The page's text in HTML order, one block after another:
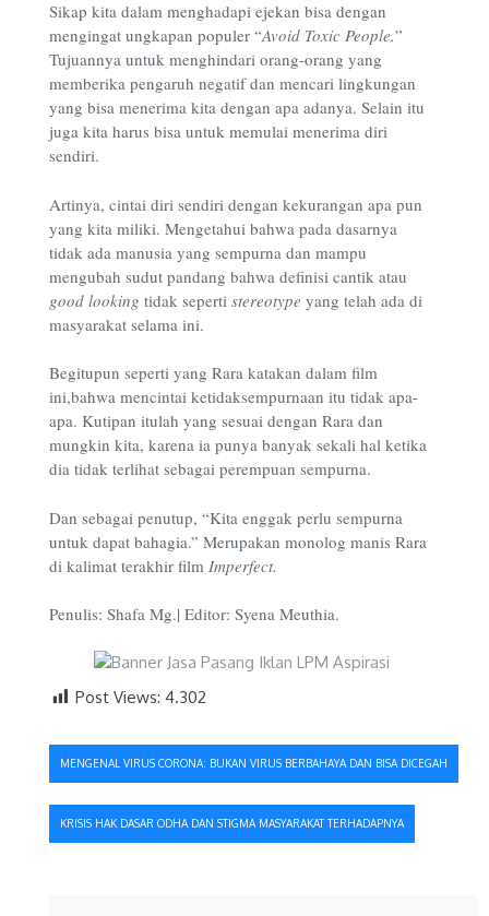
Sikap kita dalam menghadapi ejekan bisa dengan
mengingat ungkapan populer “Avoid Toxic People.”
Tujuannya untuk menghindari orang-orang yang
memberika pengaruh negatif dan mencari lingkungan
yang bisa menerima kita dengan apa adanya. Selain itu
juga kita harus bisa untuk memulai menerima diri
sendiri.
Artinya, cintai diri sendiri dengan kekurangan apa pun
yang kita miliki. Mengetahui bahwa pada dasarnya
tidak ada manusia yang sempurna dan mampu
mengubah sudut pandang bahwa definisi cantik atau
good looking tidak seperti stereotype yang telah ada di
masyarakat selama ini.
Begitupun seperti yang Rara katakan dalam film
ini,bahwa mencintai ketidaksempurnaan itu tidak apa-
apa. Kutipan itulah yang sesuai dengan Rara dan
mungkin kita, karena ia punya banyak sekali hal ketika
dia tidak terlihat sebagai perempuan sempurna.
Dan sebagai penutup, “Kita enggak perlu sempurna
untuk dapat bahagia.” Merupakan monolog manis Rara
di kalimat terakhir film Imperfect.
Penulis: Shafa Mg.| Editor: Syena Meuthia.
Post Views: 4.302
Navigasi
pos
MENGENAL VIRUS CORONA: BUKAN VIRUS BERBAHAYA DAN BISA DICEGAH
KRISIS HAK DASAR ODHA DAN STIGMA MASYARAKAT TERHADAPNYA